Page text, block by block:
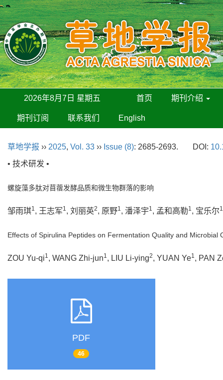
2026年8月7日 星期五 首页 期刊介绍
期刊订阅 联系我们 English
草地学报 ›› 2025, Vol. 33 ›› Issue (8): 2685-2693. DOI:
• 技术研发 •
螺旋藻多肽对苜蓿发酵品质和微生物群落的影响
邹雨琪1, 王志军1, 刘丽英2, 原野1, 潘泽宇1, 孟和高勒1, 宝乐尔1
Effects of Spirulina Peptides on Fermentation Quality and Microbial
ZOU Yu-qi1, WANG Zhi-jun1, LIU Li-ying2, YUAN Ye1, PAN
PDF
46